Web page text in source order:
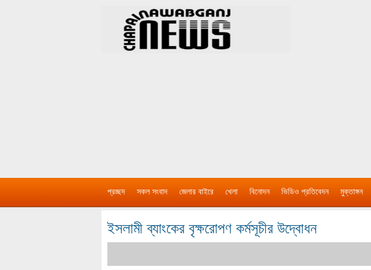
প্রচ্ছদ সকল সংবাদ জেলার বাইরে খেলা বিনোদন ভিডিও প্রতিবেদন মুক্তাঙ্গন
ইসলামী ব্যাংকের বৃক্ষরোপণ কর্মসূচীর উদ্বোধন